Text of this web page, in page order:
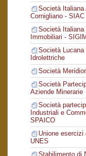
Società Italiana
Cornigliano - SIAC
Società Italiana
Immobiliari - SIGIM
Società Lucana
Idrolettriche
Società
Società
Aziende Minerarie
Società
Industriali e
SPAICO
Unione esercizi
UNES
Stabilimento di